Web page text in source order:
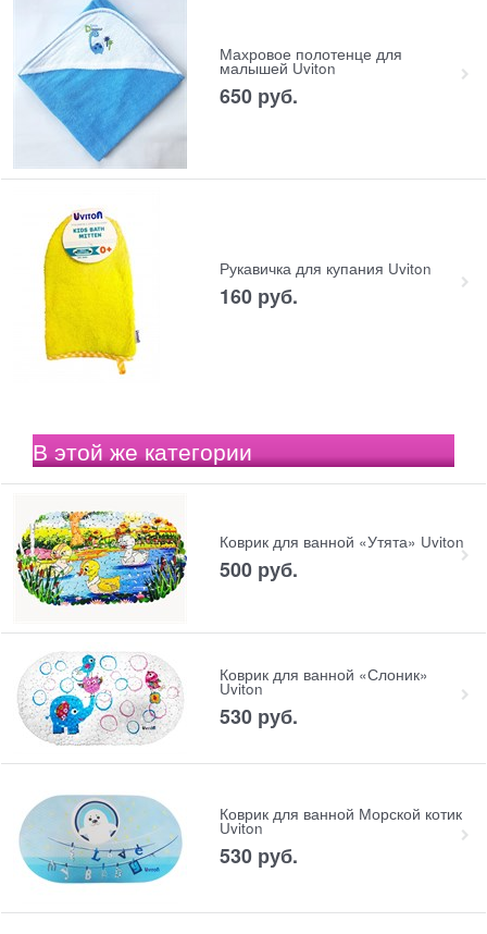
Махровое полотенце для
малышей Uviton
650 руб.
Рукавичка для купания Uviton
160 руб.
В этой же категории
Коврик для ванной «Утята» Uviton
500 руб.
Коврик для ванной «Слоник»
Uviton
530 руб.
Коврик для ванной Морской котик
Uviton
530 руб.